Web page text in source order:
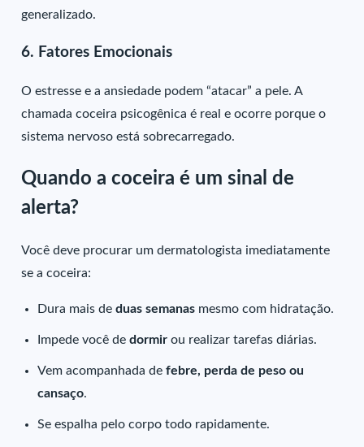
generalizado.
6. Fatores Emocionais
O estresse e a ansiedade podem “atacar” a pele. A
chamada coceira psicogênica é real e ocorre porque o
sistema nervoso está sobrecarregado.
Quando a coceira é um sinal de
alerta?
Você deve procurar um dermatologista imediatamente
se a coceira:
Dura mais deduas semanas mesmo com hidratação.
Impede você dedormir ou realizar tarefas diárias.
Vem acompanhada defebre, perda de peso ou
cansaço.
Se espalha pelo corpo todo rapidamente.